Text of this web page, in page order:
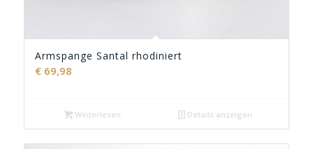
Armspange Santal rhodiniert
€69,98
Weiterlesen Details anzeigen